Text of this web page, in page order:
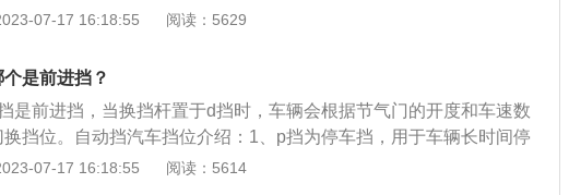
手动挡。自动挡车的起步步骤是：1、踩刹车减速到停车；2、将挡
挡位从N挡拉到P挡；6、松开脚刹；7、旋回钥匙，关闭电源，拔出
07-17 16:18:55 阅读：5629
是前进挡？
是前进挡，当换挡杆置于d挡时，车辆会根据节气门的开度和车速数
挡位。自动挡汽车挡位介绍：1、p挡为停车挡，用于车辆长时间停
倒车挡，是车辆在需要倒退时挂入的挡位；3、n挡为空挡，是车辆
07-17 16:18:55 阅读：5614